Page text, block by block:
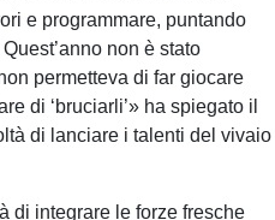
e programmare, puntando
non è stato
permetteva di far giocare
di ‘bruciarli’» ha spiegato il
di lanciare i talenti del vivaio
di integrare le forze fresche